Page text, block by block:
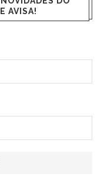
AVISA!